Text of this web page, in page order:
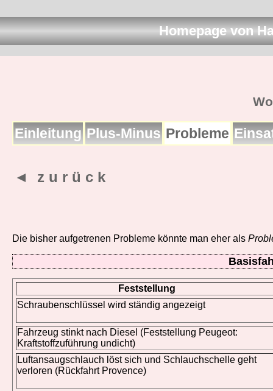
Homepage von
Einleitung Plus-Minus Probleme
◄ z u r ü c k
Die bisher aufgetrenen Probleme könnte man eher als
Feststellung
Schraubenschlüssel wird ständig angezeigt
Fahrzeug stinkt nach Diesel (Feststellung Peugeot:
Kraftstoffzuführung undicht)
Luftansaugschlauch löst sich und Schlauchschelle geht
verloren (Rückfahrt Provence)